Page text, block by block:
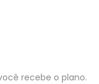
recebe o plano.